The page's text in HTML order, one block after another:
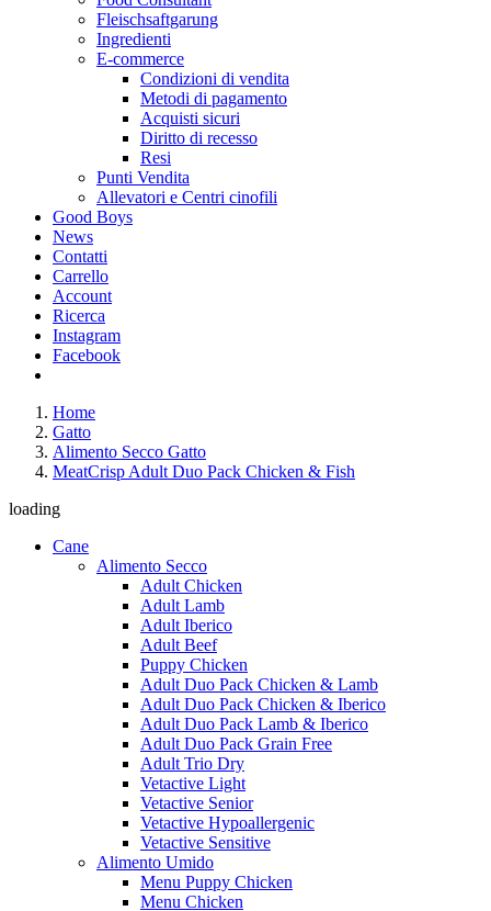
Fleischsaftgarung
Ingredienti
E-commerce
Condizioni di vendita
Metodi di pagamento
Acquisti sicuri
Diritto di recesso
Resi
Punti Vendita
Allevatori e Centri cinofili
Good Boys
News
Contatti
Carrello
Account
Ricerca
Instagram
Facebook
Home
Gatto
Alimento Secco Gatto
MeatCrisp Adult Duo Pack Chicken & Fish
loading
Cane
Alimento Secco
Adult Chicken
Adult Lamb
Adult Iberico
Adult Beef
Puppy Chicken
Adult Duo Pack Chicken & Lamb
Adult Duo Pack Chicken & Iberico
Adult Duo Pack Lamb & Iberico
Adult Duo Pack Grain Free
Adult Trio Dry
Vetactive Light
Vetactive Senior
Vetactive Hypoallergenic
Vetactive Sensitive
Alimento Umido
Menu Puppy Chicken
Menu Chicken